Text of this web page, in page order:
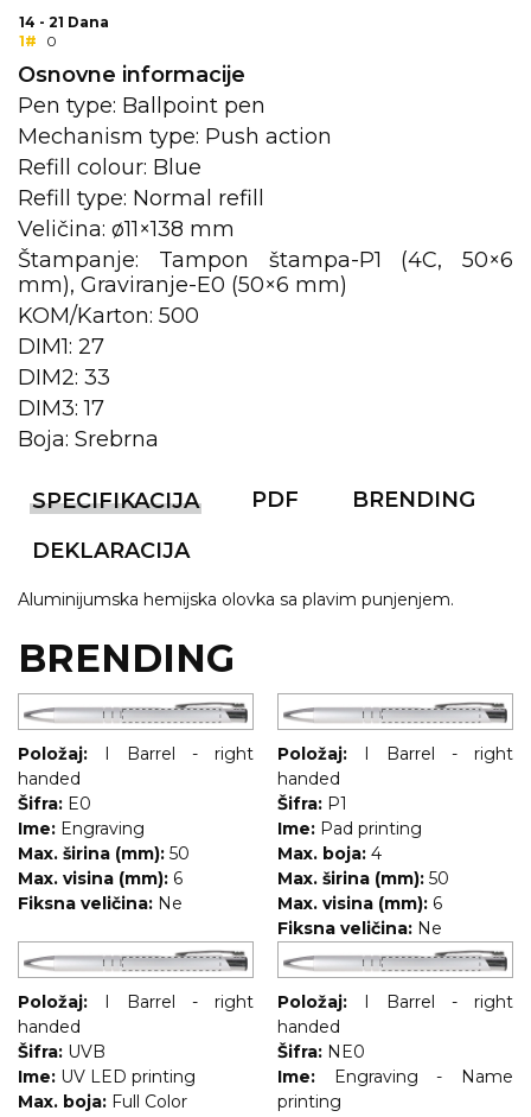
POLO MAJICE
KOŠULJE
UNIFORME
STRETCH TOPS
SUBLIMACIJA
CRICKET UPALJAČI
ŠIBICA
JAKNE I PRSLUCI
HYGIENIC KOLEKCIJA
OKOVRATNE ID TRAKICE
PRIBOR ZA PISANJE
NARUKVICE ZA ŽURKE I
TERMOSI
BOCE
TEHNOLOGIJA
KANCELARIJA
KUĆNI SETOVI
PRIVESCI & ALATI
TORBE & PUTOVANJE
TEKSTIL
14 - 21 Dana
1#
0
Osnovne informacije
Pen type: Ballpoint pen
Mechanism type: Push action
Refill colour: Blue
Refill type: Normal refill
Veličina: ø11×138 mm
Štampanje: Tampon štampa-P1 (4C, 50×6
mm), Graviranje-E0 (50×6 mm)
KOM/Karton: 500
DIM1: 27
DIM2: 33
DIM3: 17
Boja: Srebrna
SPECIFIKACIJA PDF
BRENDING
DEKLARACIJA
Aluminijumska hemijska olovka sa plavim punjenjem.
BRENDING
Položaj:
I Barrel - right
handed
Šifra: E0
Ime: Engraving
Max. širina (mm): 50
Max. visina (mm): 6
Fiksna veličina: Ne
Položaj:
I Barrel - right
handed
Šifra: P1
Ime: Pad printing
Max. boja: 4
Max. širina (mm): 50
Max. visina (mm): 6
Fiksna veličina: Ne
Položaj:
I Barrel - right
handed
Šifra: UVB
Ime: UV LED printing
Max. boja: Full Color
Položaj:
I Barrel - right
handed
Šifra: NE0
Ime:
Engraving - Name
printing